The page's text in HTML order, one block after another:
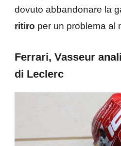
dovuto abbandonare la
ritiro per un problema al
Ferrari, Vasseur
di Leclerc